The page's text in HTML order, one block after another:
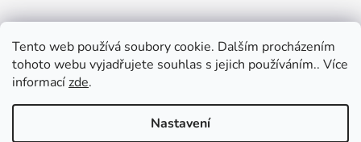
Tento web používá soubory cookie. Dalším procházením
tohoto webu vyjadřujete souhlas s jejich používáním.. Více
informacízde.
Nastavení